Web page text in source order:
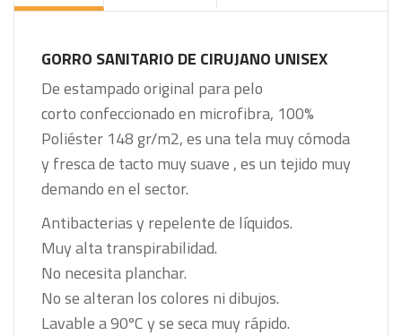
GORRO SANITARIO DE CIRUJANO UNISEX
De estampado original para pelo
cortoconfeccionado en microfibra, 100%
Poliéster 148 gr/m2, es una tela muy cómoda
y fresca de tacto muy suave , es un tejido muy
demando en el sector.
Antibacterias y repelente de líquidos.
Muy alta transpirabilidad.
No necesita planchar.
No se alteran los colores ni dibujos.
Lavable a 90ºC y se seca muy rápido.